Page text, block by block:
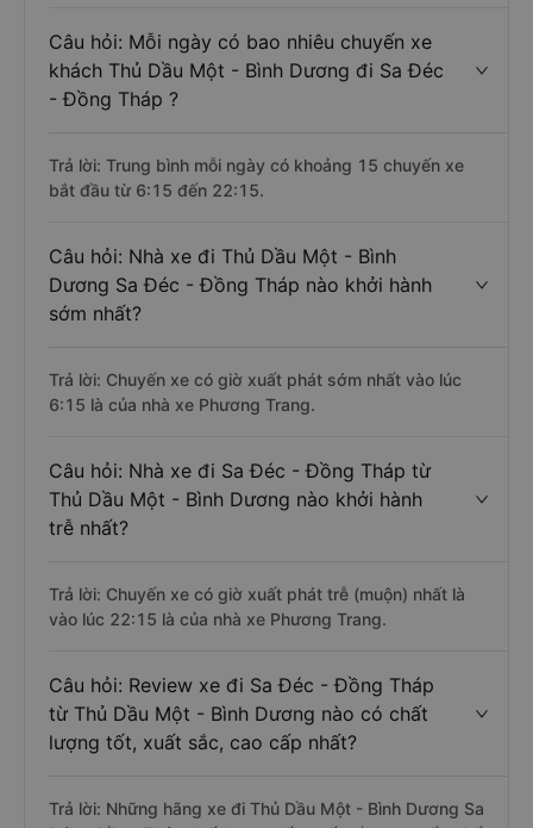
Câu hỏi: Mỗi ngày có bao nhiêu chuyến xe
khách Thủ Dầu Một - Bình Dương đi Sa Đéc
- Đồng Tháp ?
Trả lời: Trung bình mỗi ngày có khoảng 15 chuyến xe
bắt đầu từ 6:15 đến 22:15.
Câu hỏi: Nhà xe đi Thủ Dầu Một - Bình
Dương Sa Đéc - Đồng Tháp nào khởi hành
sớm nhất?
Trả lời: Chuyến xe có giờ xuất phát sớm nhất vào lúc
6:15 là của nhà xe Phương Trang.
Câu hỏi: Nhà xe đi Sa Đéc - Đồng Tháp từ
Thủ Dầu Một - Bình Dương nào khởi hành
trễ nhất?
Trả lời: Chuyến xe có giờ xuất phát trễ (muộn) nhất là
vào lúc 22:15 là của nhà xe Phương Trang.
Câu hỏi: Review xe đi Sa Đéc - Đồng Tháp
từ Thủ Dầu Một - Bình Dương nào có chất
lượng tốt, xuất sắc, cao cấp nhất?
Trả lời: Những hãng xe đi Thủ Dầu Một - Bình Dương Sa